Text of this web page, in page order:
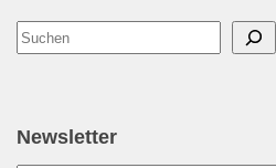
Suchen
Newsletter